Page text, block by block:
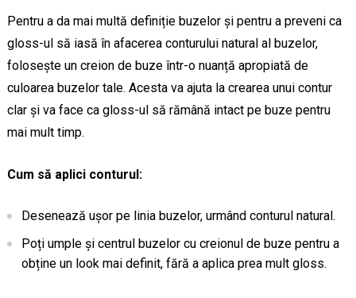
Pentru a da mai multă definiție buzelor și pentru a preveni ca
gloss-ul să iasă în afacerea conturului natural al buzelor,
folosește un creion de buze într-o nuanță apropiată de
culoarea buzelor tale. Acesta va ajuta la crearea unui contur
clar și va face ca gloss-ul să rămână intact pe buze pentru
mai mult timp.
Cum să aplici conturul:
Desenează ușor pe linia buzelor, urmând conturul natural.
Poți umple și centrul buzelor cu creionul de buze pentru a
obține un look mai definit, fără a aplica prea mult gloss.